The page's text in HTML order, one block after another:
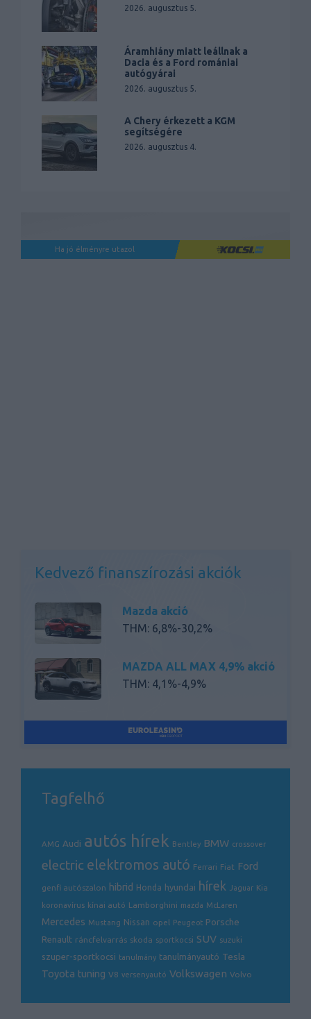
2026. augusztus 5.
Áramhiány miatt leállnak a
Dacia és a Ford romániai
autógyárai
2026. augusztus 5.
A Chery érkezett a KGM
segítségére
2026. augusztus 4.
Ha jó élményre utazol
Kedvező finanszírozási akciók
Mazda akció
THM: 6,8%-30,2%
MAZDA ALL MAX 4,9% akció
THM: 4,1%-4,9%
Tagfelhő
AMG Audi autós hírek Bentley BMW crossover
electric elektromos autó Ferrari Fiat Ford
genfi autószalon hibrid Honda hyundai hírek Jaguar Kia
koronavírus kínai autó Lamborghini mazda McLaren
Mercedes Mustang Nissan opel Peugeot Porsche
Renault ráncfelvarrás skoda sportkocsi SUV suzuki
szuper-sportkocsi tanulmány tanulmányautó Tesla
Toyota tuning V8 versenyautó Volkswagen Volvo